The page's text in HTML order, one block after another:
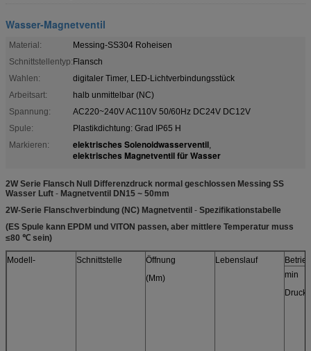
Wasser-Magnetventil
Material:
Messing-SS304 Roheisen
Schnittstellentyp:Flansch
Wahlen:
digitaler Timer, LED-Lichtverbindungsstück
Arbeitsart:
halb unmittelbar (NC)
Spannung:
AC220~240V AC110V 50/60Hz DC24V DC12V
Spule:
Plastikdichtung: Grad IP65 H
Markieren:
elektrisches Solenoidwasserventil,
elektrisches Magnetventil für Wasser
2W Serie Flansch Null Differenzdruck normal geschlossen Messing SS
Wasser Luft - Magnetventil DN15 ~ 50mm
2W-Serie Flanschverbindung (NC) Magnetventil - Spezifikationstabelle
(ES Spule kann EPDM und VITON passen, aber mittlere Temperatur muss
≤80 ℃ sein)
Modell- Schnittstelle
Öffnung
(Mm)
Lebenslauf
min
Druck